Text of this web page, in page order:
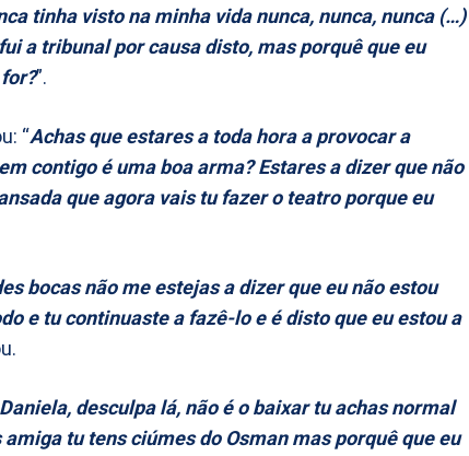
tinha visto na minha vida nunca, nunca, nunca (…)
a tribunal por causa disto, mas porquê que eu
”.
“Achas que estares a toda hora a provocar a
contigo é uma boa arma? Estares a dizer que não
que agora vais tu fazer o teatro porque eu
bocas não me estejas a dizer que eu não estou
e tu continuaste a fazê-lo e é disto que eu estou a
desculpa lá, não é o baixar tu achas normal
tu tens ciúmes do Osman mas porquê que eu